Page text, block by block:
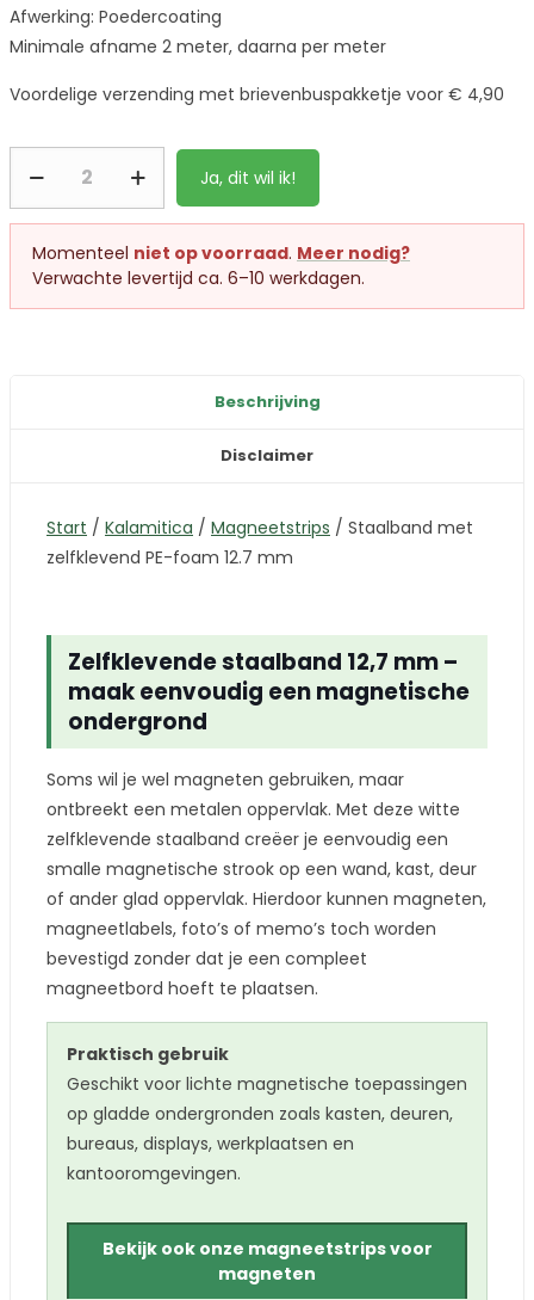
Afwerking: Poedercoating
Minimale afname 2 meter, daarna per meter
Voordelige verzending met brievenbuspakketje voor € 4,90
Ja, dit wil ik!
Momenteel niet op voorraad. Meer nodig?
Verwachte levertijd ca. 6–10 werkdagen.
Beschrijving
Disclaimer
Start / Kalamitica / Magneetstrips / Staalband met
zelfklevend PE-foam 12.7 mm
Zelfklevende staalband 12,7 mm –
maak eenvoudig een magnetische
ondergrond
Soms wil je wel magneten gebruiken, maar
ontbreekt een metalen oppervlak. Met deze witte
zelfklevende staalband creëer je eenvoudig een
smalle magnetische strook op een wand, kast, deur
of ander glad oppervlak. Hierdoor kunnen magneten,
magneetlabels, foto’s of memo’s toch worden
bevestigd zonder dat je een compleet
magneetbord hoeft te plaatsen.
Praktisch gebruik
Geschikt voor lichte magnetische toepassingen
op gladde ondergronden zoals kasten, deuren,
bureaus, displays, werkplaatsen en
kantooromgevingen.
Bekijk ook onze magneetstrips voor
magneten